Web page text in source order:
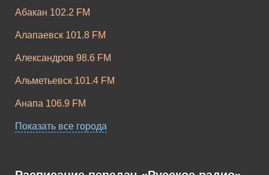
Твоя Москва
Абакан 102.2 FM
Алапаевск 101.8 FM
Александров 98.6 FM
Альметьевск 101.4 FM
Анапа 106.9 FM
Ангарск 87.6 FM
Арзамас 101.3 FM
Показать все города